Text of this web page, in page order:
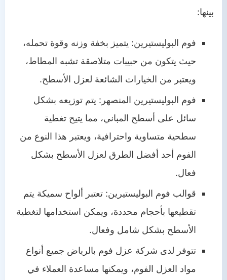
بينها:
فوم البوليستيرين: يتميز بخفة وزنه وقوة تحمله،
حيث يتكون من حبيبات متلاصقة تشبه المطاط،
ويعتبر من الخيارات الشائعة لعزل الأسطح.
فوم البوليستيرين المنصهر: يتم توزيعه بشكل
سائل على أسطح المباني، مما يتيح تغطية
سطحية متساوية واحترافية، ويعتبر هذا النوع من
الفوم أحد أفضل الطرق لعزل الأسطح بشكل
فعال.
قوالب فوم البوليستيرين: تعتبر ألواح سميكة يتم
تقطيعها بأحجام محددة، ويمكن استخدامها لتغطية
الأسطح بشكل شامل وفعال.
تتوفر لدى شركة عزل فوم بالرياض جميع أنواع
مواد العزل الفوم، ويمكنها مساعدة العملاء في